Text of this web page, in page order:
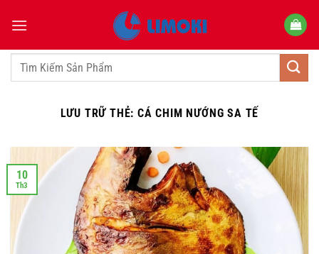
qua
dungTìm
LƯU TRỮ THẺ:CÁ CHIM NƯỚNG SA TẾ
10
Th3